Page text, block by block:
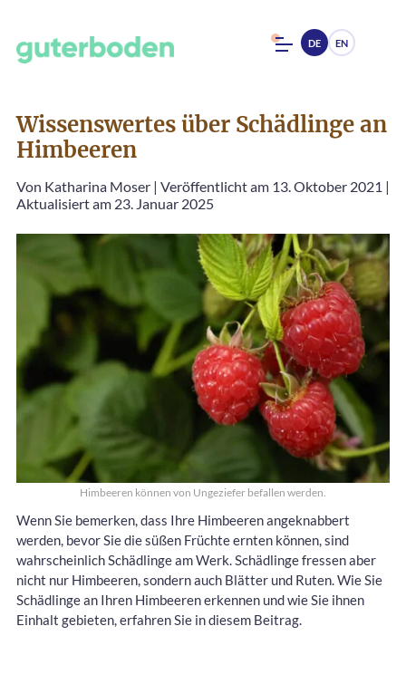
DE EN
Wissenswertes über Schädlinge an
Himbeeren
Von Katharina Moser | Veröffentlicht am 13. Oktober 2021 |
Aktualisiert am 23. Januar 2025
Himbeeren können von Ungeziefer befallen werden.
Wenn Sie bemerken, dass Ihre Himbeeren angeknabbert
werden, bevor Sie die süßen Früchte ernten können, sind
wahrscheinlich Schädlinge am Werk. Schädlinge fressen aber
nicht nur Himbeeren, sondern auch Blätter und Ruten. Wie Sie
Schädlinge an Ihren Himbeeren erkennen und wie Sie ihnen
Einhalt gebieten, erfahren Sie in diesem Beitrag.